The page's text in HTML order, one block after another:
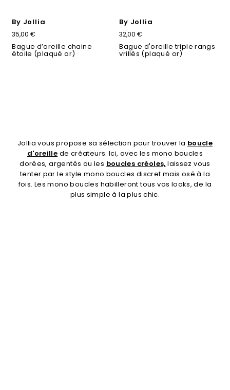
By Jollia
35,00 €
Bague d’oreille chaine
étoile (plaqué or)
By Jollia
32,00 €
Bague d'oreille triple rangs
vrillés (plaqué or)
Jollia vous propose sa sélection pour trouver la boucle
d'oreille de créateurs. Ici, avec les mono boucles
dorées, argentés ou les boucles créoles, laissez vous
tenter par le style mono boucles discret mais osé à la
fois. Les mono boucles habilleront tous vos looks, de la
plus simple à la plus chic.